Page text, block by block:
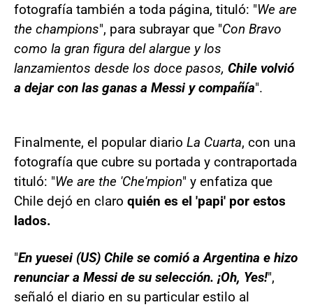
fotografía también a toda página, tituló: "We are
the champions", para subrayar que "Con Bravo
como la gran figura del alargue y los
lanzamientos desde los doce pasos, Chile volvió
a dejar con las ganas a Messi y compañía".
Finalmente, el popular diario La Cuarta, con una
fotografía que cubre su portada y contraportada
tituló: "We are the 'Che'mpion" y enfatiza que
Chile dejó en claro quién es el 'papi' por estos
lados.
"En yuesei (US) Chile se comió a Argentina e hizo
renunciar a Messi de su selección. ¡Oh, Yes!",
señaló el diario en su particular estilo al